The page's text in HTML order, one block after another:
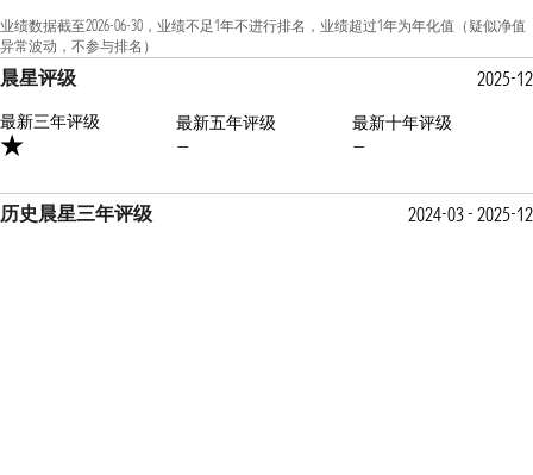
业绩数据截至2026-06-30，业绩不足1年不进行排名，业绩超过1年为年化值（疑似净值
异常波动，不参与排名）
晨星评级 2025-12
最新三年评级
最新五年评级
—
最新十年评级
—
历史晨星三年评级 2024-03 - 2025-12